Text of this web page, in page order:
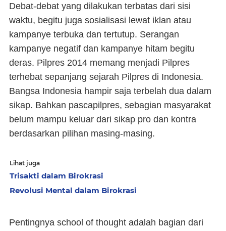
Debat-debat yang dilakukan terbatas dari sisi
waktu, begitu juga sosialisasi lewat iklan atau
kampanye terbuka dan tertutup. Serangan
kampanye negatif dan kampanye hitam begitu
deras. Pilpres 2014 memang menjadi Pilpres
terhebat sepanjang sejarah Pilpres di Indonesia.
Bangsa Indonesia hampir saja terbelah dua dalam
sikap. Bahkan pascapilpres, sebagian masyarakat
belum mampu keluar dari sikap pro dan kontra
berdasarkan pilihan masing-masing.
Lihat juga
Trisakti dalam Birokrasi
Revolusi Mental dalam Birokrasi
Pentingnya school of thought adalah bagian dari